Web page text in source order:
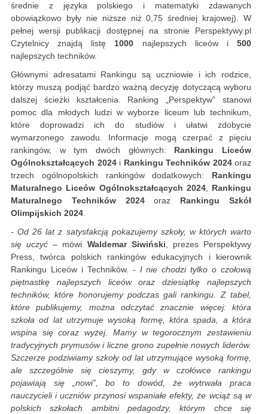
średnie z języka polskiego i matematyki zdawanych
obowiązkowo były nie niższe niż 0,75 średniej krajowej). W
pełnej wersji publikacji dostępnej na stronie Perspektywy.pl
Czytelnicy znajdą listę1000 najlepszych liceów i500
najlepszych techników.
Głównymi adresatami Rankingu są uczniowie i ich rodzice,
którzy muszą podjąć bardzo ważną decyzję dotyczącą wyboru
dalszej ścieżki kształcenia. Ranking „Perspektyw” stanowi
pomoc dla młodych ludzi w wyborze liceum lub technikum,
które doprowadzi ich do studiów i ułatwi zdobycie
wymarzonego zawodu. Informacje mogą czerpać z pięciu
rankingów, w tym dwóch głównych: Rankingu Liceów
Ogólnokształcących 2024i Rankingu Techników 2024oraz
trzech ogólnopolskich rankingów dodatkowych: Rankingu
Maturalnego Liceów Ogólnokształcących 2024, Rankingu
Maturalnego Techników 2024oraz Rankingu Szkół
Olimpijskich 2024.
- Od 26 lat z satysfakcją pokazujemy szkoły, w których warto
się uczyć – mówi Waldemar Siwiński, prezes Perspektywy
Press, twórca polskich rankingów edukacyjnych i kierownik
Rankingu Liceów i Techników. - I nie chodzi tylko o czołową
piętnastkę najlepszych liceów oraz dziesiątkę najlepszych
techników, które honorujemy podczas gali rankingu. Z tabel,
które publikujemy, można odczytać znacznie więcej: która
szkoła od lat utrzymuje wysoką formę, która spada, a która
wspina się coraz wyżej. Mamy w tegorocznym zestawieniu
tradycyjnych prymusów i liczne grono zupełnie nowych liderów.
Szczerze podziwiamy szkoły od lat utrzymujące wysoką formę,
ale szczególnie się cieszymy, gdy w czołówce rankingu
pojawiają się „nowi”, bo to dowód, że wytrwała praca
nauczycieli i uczniów przynosi wspaniałe efekty, że wciąż są w
polskich szkołach ambitni pedagodzy, którym chce się